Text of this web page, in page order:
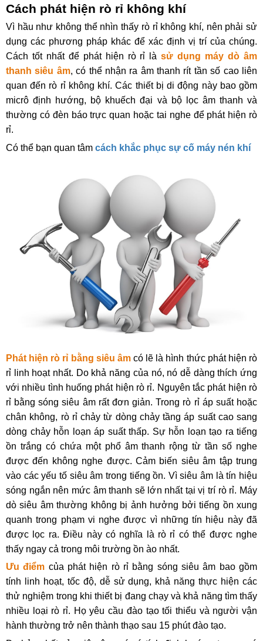
Cách phát hiện rò rỉ không khí
Vì hầu như không thể nhìn thấy rò rỉ không khí, nên phải sử
dụng các phương pháp khác để xác định vị trí của chúng.
Cách tốt nhất để phát hiện rò rỉ là sử dụng máy dò âm
thanh siêu âm, có thể nhận ra âm thanh rít tần số cao liên
quan đến rò rỉ không khí. Các thiết bị di động này bao gồm
micrô định hướng, bộ khuếch đại và bộ lọc âm thanh và
thường có đèn báo trực quan hoặc tai nghe để phát hiện rò
rỉ.
Có thể bạn quan tâm cách khắc phục sự cố máy nén khí
Phát hiện rò rỉ bằng siêu âm có lẽ là hình thức phát hiện rò
rỉ linh hoạt nhất. Do khả năng của nó, nó dễ dàng thích ứng
với nhiều tình huống phát hiện rò rỉ. Nguyên tắc phát hiện rò
rỉ bằng sóng siêu âm rất đơn giản. Trong rò rỉ áp suất hoặc
chân không, rò rỉ chảy từ dòng chảy tầng áp suất cao sang
dòng chảy hỗn loạn áp suất thấp. Sự hỗn loạn tạo ra tiếng
ồn trắng có chứa một phổ âm thanh rộng từ tần số nghe
được đến không nghe được. Cảm biến siêu âm tập trung
vào các yếu tố siêu âm trong tiếng ồn. Vì siêu âm là tín hiệu
sóng ngắn nên mức âm thanh sẽ lớn nhất tại vị trí rò rỉ. Máy
dò siêu âm thường không bị ảnh hưởng bởi tiếng ồn xung
quanh trong phạm vi nghe được vì những tín hiệu này đã
được lọc ra. Điều này có nghĩa là rò rỉ có thể được nghe
thấy ngay cả trong môi trường ồn ào nhất.
Ưu điểm của phát hiện rò rỉ bằng sóng siêu âm bao gồm
tính linh hoạt, tốc độ, dễ sử dụng, khả năng thực hiện các
thử nghiệm trong khi thiết bị đang chạy và khả năng tìm thấy
nhiều loại rò rỉ. Họ yêu cầu đào tạo tối thiểu và người vận
hành thường trở nên thành thạo sau 15 phút đào tạo.